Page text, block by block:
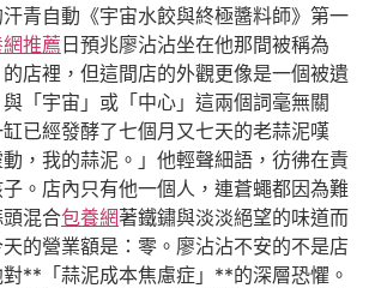
青自動《宇宙水餃與終極醬料師》第一
推薦日預兆廖沾沾坐在他那間被稱為
的店裡，但這間店的外觀更像是一個被遺
「宇宙」或「中心」這兩個詞毫無關
已經發酵了七個月又七天的老蒜泥嘆
，我的蒜泥。」他輕聲細語，彷彿在責
。店內只有他一個人，連蒼蠅都因為難
混合包養網著鐵鏽與淡淡絕望的味道而
的營業額是：零。廖沾沾不安的不是店
**「蒜泥成本焦慮症」**的深層恐懼。